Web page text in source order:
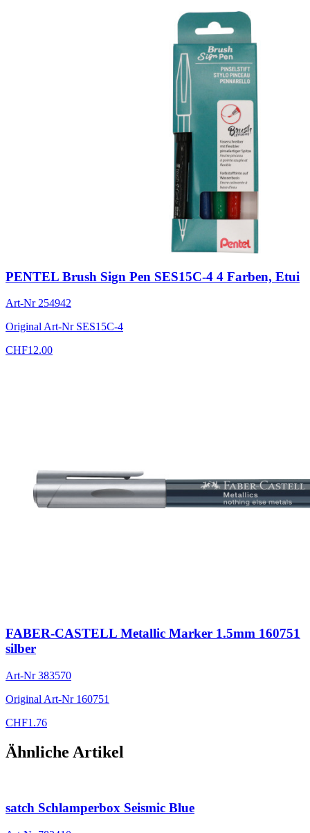
PENTEL Brush Sign Pen SES15C-4 4 Farben, Etui
Art-Nr 254942
Original Art-Nr SES15C-4
CHF12.00
FABER-CASTELL Metallic Marker 1.5mm 160751
silber
Art-Nr383570
Original Art-Nr 160751
CHF1.76
Ähnliche Artikel
satch Schlamperbox Seismic Blue